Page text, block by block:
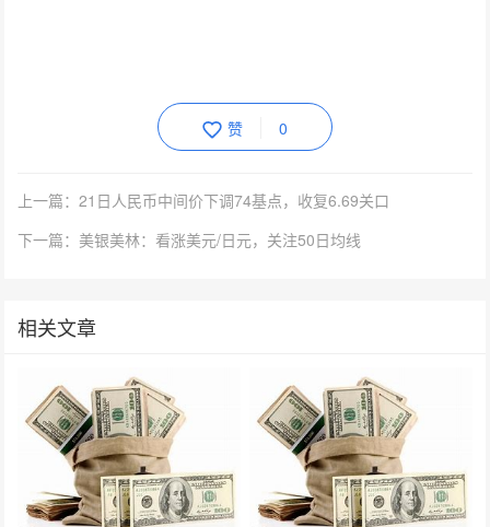
赞 0
上一篇：21日人民币中间价下调74基点，收复6.69关口
下一篇：美银美林：看涨美元/日元，关注50日均线
相关文章